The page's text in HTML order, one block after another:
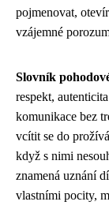
pojmenovat,
vzájemné
Slovník
respekt,
komunikace bez
vcítit se do
když s nimi
znamená uznání
vlastními pocity,